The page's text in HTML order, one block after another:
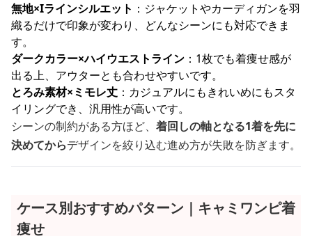
無地×Iラインシルエット ：ジャケットやカーディガンを羽
織るだけで印象が変わり、どんなシーンにも対応できま
す。
ダークカラー×ハイウエストライン ：1枚でも着痩せ感が
出る上、アウターとも合わせやすいです。
とろみ素材×ミモレ丈 ：カジュアルにもきれいめにもスタ
イリングでき、汎用性が高いです。
シーンの制約がある方ほど、 着回しの軸となる1着を先に
決めてからデザインを絞り込む進め方が失敗を防ぎます。
ケース別おすすめパターン｜キャミワンピ着
痩せ